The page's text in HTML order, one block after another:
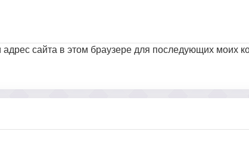
сайта в этом браузере для последующих моих